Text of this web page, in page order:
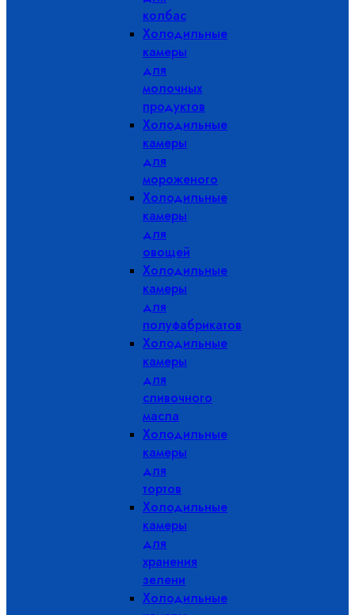
колбас
Холодильные
камеры
для
молочных
продуктов
Холодильные
камеры
для
мороженого
Холодильные
камеры
для
овощей
Холодильные
камеры
для
полуфабрикатов
Холодильные
камеры
для
сливочного
масла
Холодильные
камеры
для
тортов
Холодильные
камеры
для
хранения
зелени
Холодильные